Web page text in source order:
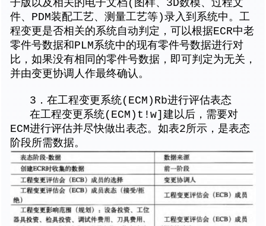
子版以及相关的电子文档(图样、3D数模、过程文
件、PDM装配工艺、测量工艺等)录入到系统中。工
程变更是否相关的系统自动判定，可以根据ECR中老
零件号数据和PLM系统中的现有零件号数据进行对
比，如果没有相同的零件号数据，即可判定为无关，
并由变更协调人作最终确认。
3．在工程变更系统(ECM)Rb进行评估表态
在工程变更系统(ECM)t!w]建以后，需要对
ECM进行评估并尽快做出表态。如表2所示，是表态
阶段所需数据。